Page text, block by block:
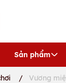
Sản phẩm
/ Vương